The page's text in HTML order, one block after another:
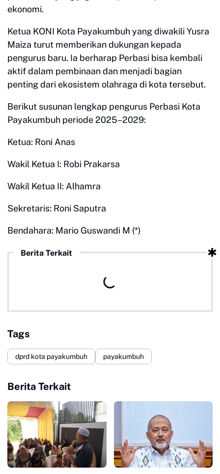
ekonomi.
Ketua KONI Kota Payakumbuh yang diwakili Yusra
Maiza turut memberikan dukungan kepada
pengurus baru. Ia berharap Perbasi bisa kembali
aktif dalam pembinaan dan menjadi bagian
penting dari ekosistem olahraga di kota tersebut.
Berikut susunan lengkap pengurus Perbasi Kota
Payakumbuh periode 2025–2029:
Ketua: Roni Anas
Wakil Ketua I: Robi Prakarsa
Wakil Ketua II: Alhamra
Sekretaris: Roni Saputra
Bendahara: Mario Guswandi M (*)
Berita Terkait
Tags
dprd kota payakumbuh payakumbuh
Berita Terkait